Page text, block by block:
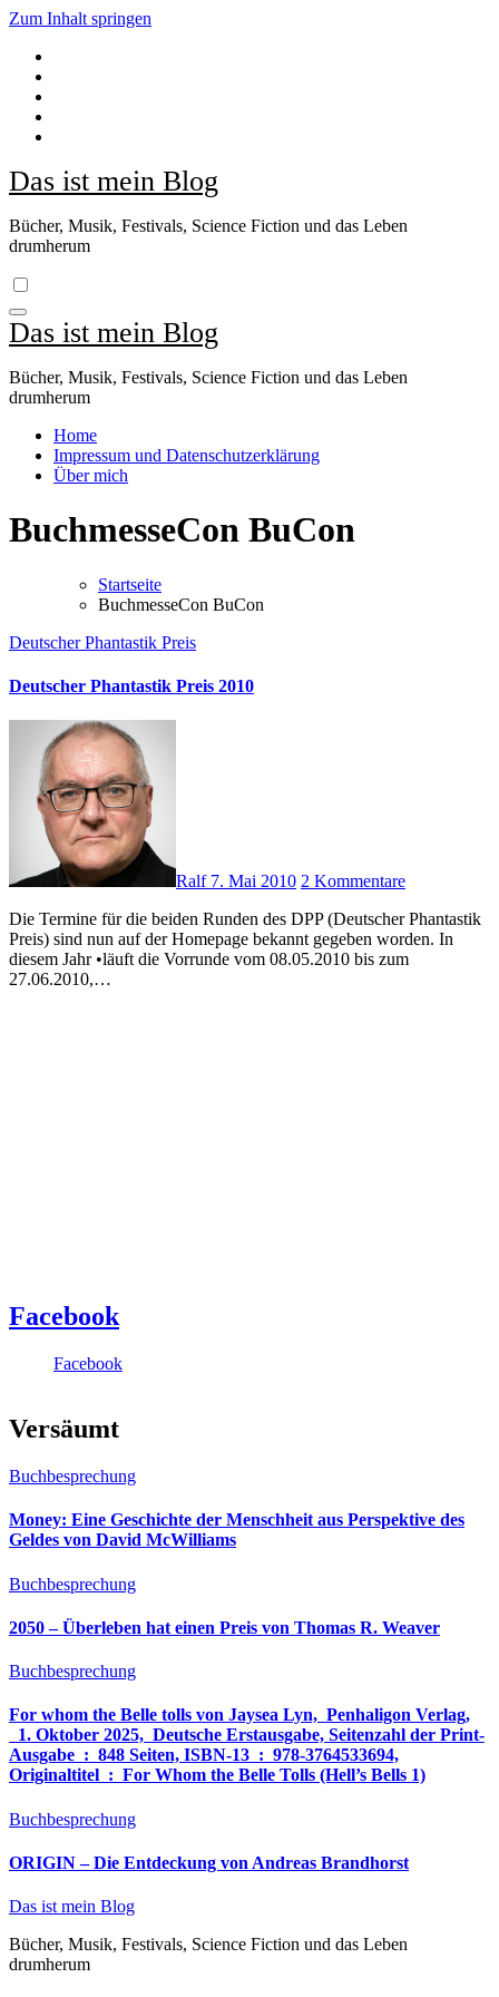
Zum Inhalt springen
Das ist mein Blog
Bücher, Musik, Festivals, Science Fiction und das Leben
drumherum
Das ist mein Blog
Bücher, Musik, Festivals, Science Fiction und das Leben
drumherum
Home
Impressum und Datenschutzerklärung
Über mich
BuchmesseCon BuCon
Startseite
BuchmesseCon BuCon
Deutscher Phantastik Preis
Deutscher Phantastik Preis 2010
Ralf 7. Mai 2010 2 Kommentare
Die Termine für die beiden Runden des DPP (Deutscher Phantastik
Preis) sind nun auf der Homepage bekannt gegeben worden. In
diesem Jahr •läuft die Vorrunde vom 08.05.2010 bis zum
27.06.2010,…
Facebook
Facebook
Versäumt
Buchbesprechung
Money: Eine Geschichte der Menschheit aus Perspektive des
Geldes von David McWilliams
Buchbesprechung
2050 – Überleben hat einen Preis von Thomas R. Weaver
Buchbesprechung
For whom the Belle tolls von Jaysea Lyn, ‎ Penhaligon Verlag,
‎ 1. Oktober 2025, ‎ Deutsche Erstausgabe, Seitenzahl der Print-
Ausgabe ‏ : ‎ 848 Seiten, ISBN-13 ‏ : ‎ 978-3764533694,
Originaltitel ‏ : ‎ For Whom the Belle Tolls (Hell’s Bells 1)
Buchbesprechung
ORIGIN – Die Entdeckung von Andreas Brandhorst
Das ist mein Blog
Bücher, Musik, Festivals, Science Fiction und das Leben
drumherum